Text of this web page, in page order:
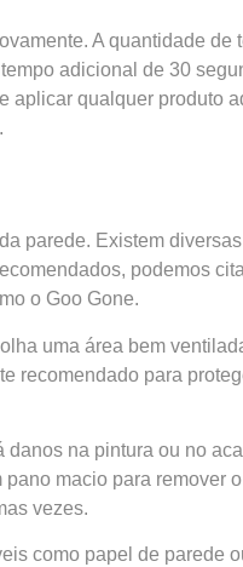
A quantidade de
adicional de 30
aplicar qualquer produto
parede. Existem
podemos
o Goo Gone.
uma área bem
recomendado para
na pintura ou no
macio para remover
vezes.
como papel de parede